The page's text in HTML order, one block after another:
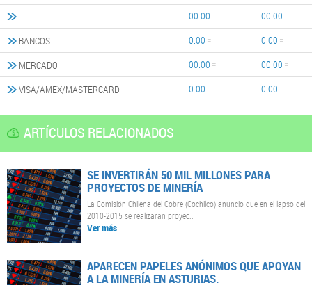
00.00
00.00
BANCOS
0.00
0.00
MERCADO
00.00
00.00
VISA/AMEX/MASTERCARD
0.00 0.00
ARTÍCULOS RELACIONADOS
SE INVERTIRÁN 50 MIL MILLONES PARA
PROYECTOS DE MINERÍA
La Comisión Chilena del Cobre (Cochilco) anuncio que en el lapso del
2010-2015 se realizaran proyec..
Ver más
APARECEN PAPELES ANÓNIMOS QUE APOYAN
A LA MINERÍA EN ASTURIAS.